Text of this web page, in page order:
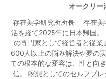
オークリー
存在美学研究所所長 存在美
活を経て2025年に日本帰国
の専門家として経営者と従
600人以上の悩み解決や夢の
ての根本的な変容は、性と向
信。 瞑想としてのセルフプ